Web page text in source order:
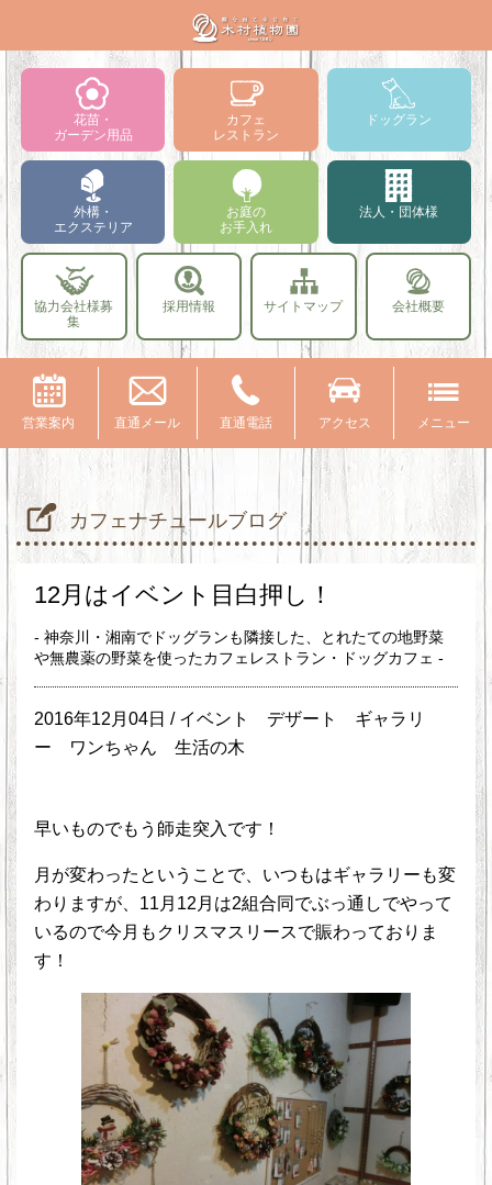
花苗・
ガーデン用品
カフェ
レストラン
ドッグラン
外構・
エクステリア
お庭の
お手入れ
法人・団体様
協力会社様募
集
採用情報 サイトマップ 会社概要
営業案内 直通メール 直通電話 アクセス メニュー
カフェナチュールブログ
12月はイベント目白押し！
- 神奈川・湘南でドッグランも隣接した、とれたての地野菜
や無農薬の野菜を使ったカフェレストラン・ドッグカフェ -
2016年12月04日 / イベント デザート
ギャラリ
ー
ワンちゃん 生活の木
早いものでもう師走突入です！
月が変わったということで、いつもはギャラリーも変
わりますが、11月12月は2組合同でぶっ通しでやって
いるので今月もクリスマスリースで賑わっておりま
す！